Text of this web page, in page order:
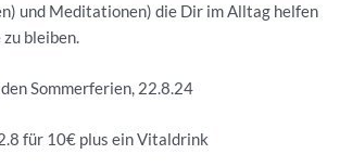
und Meditationen) die Dir im Alltag helfen
bleiben.
Sommerferien, 22.8.24
für 10€ plus ein Vitaldrink